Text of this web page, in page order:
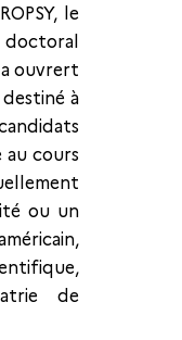
le
ouvrert
à
cours
ou un
de